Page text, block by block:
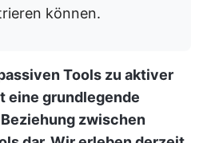
können.
Tools zu aktiver
eine grundlegende
zwischen